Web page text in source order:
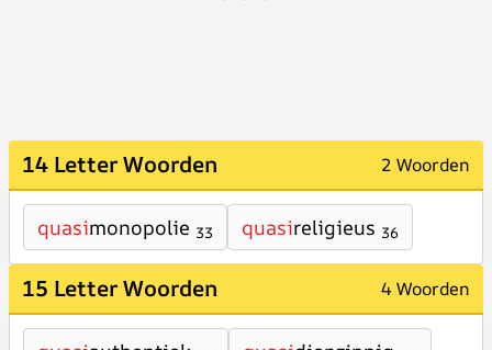
14 Letter Woorden 2 Woorden
quasimonopolie 33 quasireligieus 36
15 Letter Woorden 4 Woorden